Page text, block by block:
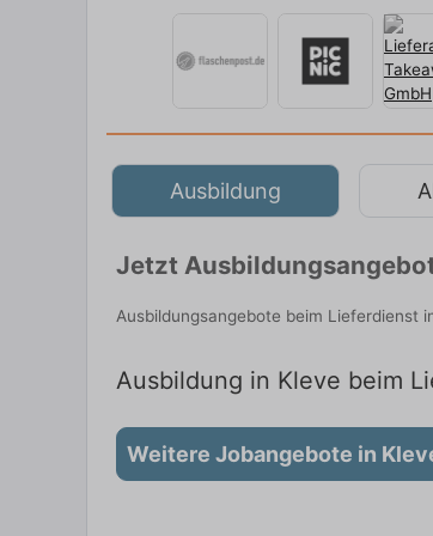
Ausbildung
Jetzt
Ausbildungsangebote beim Lieferdienst
Ausbildung in Kleve beim
Weitere Jobangebote in